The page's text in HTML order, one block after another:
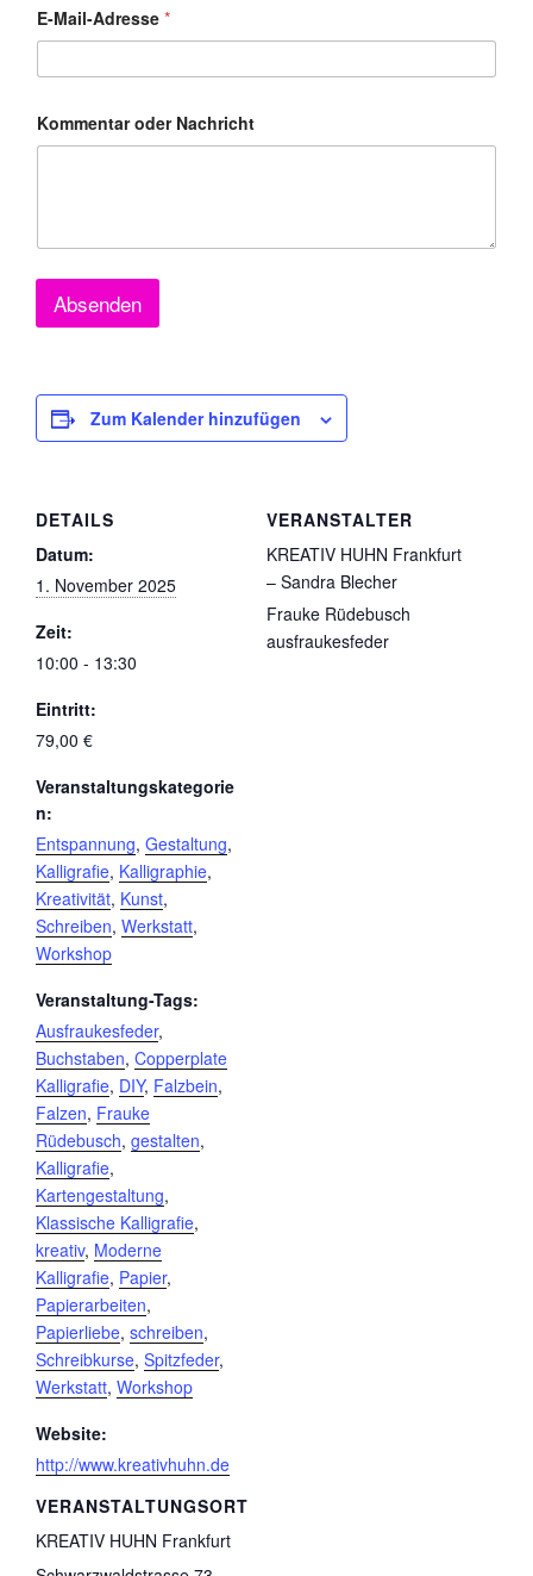
E-Mail-Adresse *
r
t
N
m
Kommentar oder Nachricht
Absenden
Zum Kalender hinzufügen
DETAILS
Datum:
1. November 2025
Zeit:
10:00 - 13:30
Eintritt:
79,00 €
Veranstaltungskategorie
n:
Entspannung, Gestaltung,
Kalligrafie, Kalligraphie,
Kreativität, Kunst,
Schreiben, Werkstatt,
Workshop
Veranstaltung-Tags:
Ausfraukesfeder,
Buchstaben, Copperplate
Kalligrafie, DIY, Falzbein,
Falzen, Frauke
Rüdebusch, gestalten,
Kalligrafie,
Kartengestaltung,
Klassische Kalligrafie,
kreativ, Moderne
Kalligrafie, Papier,
Papierarbeiten,
Papierliebe, schreiben,
Schreibkurse, Spitzfeder,
Werkstatt, Workshop
Website:
http://www.kreativhuhn.de
VERANSTALTUNGSORT
KREATIV HUHN Frankfurt
VERANSTALTER
KREATIV HUHN Frankfurt
– Sandra Blecher
Frauke Rüdebusch
ausfraukesfeder